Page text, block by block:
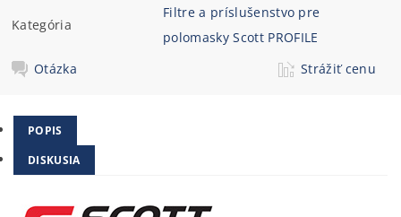
Kategória
Filtre a príslušenstvo pre
polomasky Scott PROFILE
Otázka
Strážiť cenu
POPIS
DISKUSIA